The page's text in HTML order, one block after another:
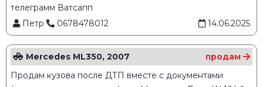
телеграмм Ватсапп
Петр
0678478012 14.06.2025
Mercedes ML350, 2007
продам
Продам кузова после ДТП вместе с документами